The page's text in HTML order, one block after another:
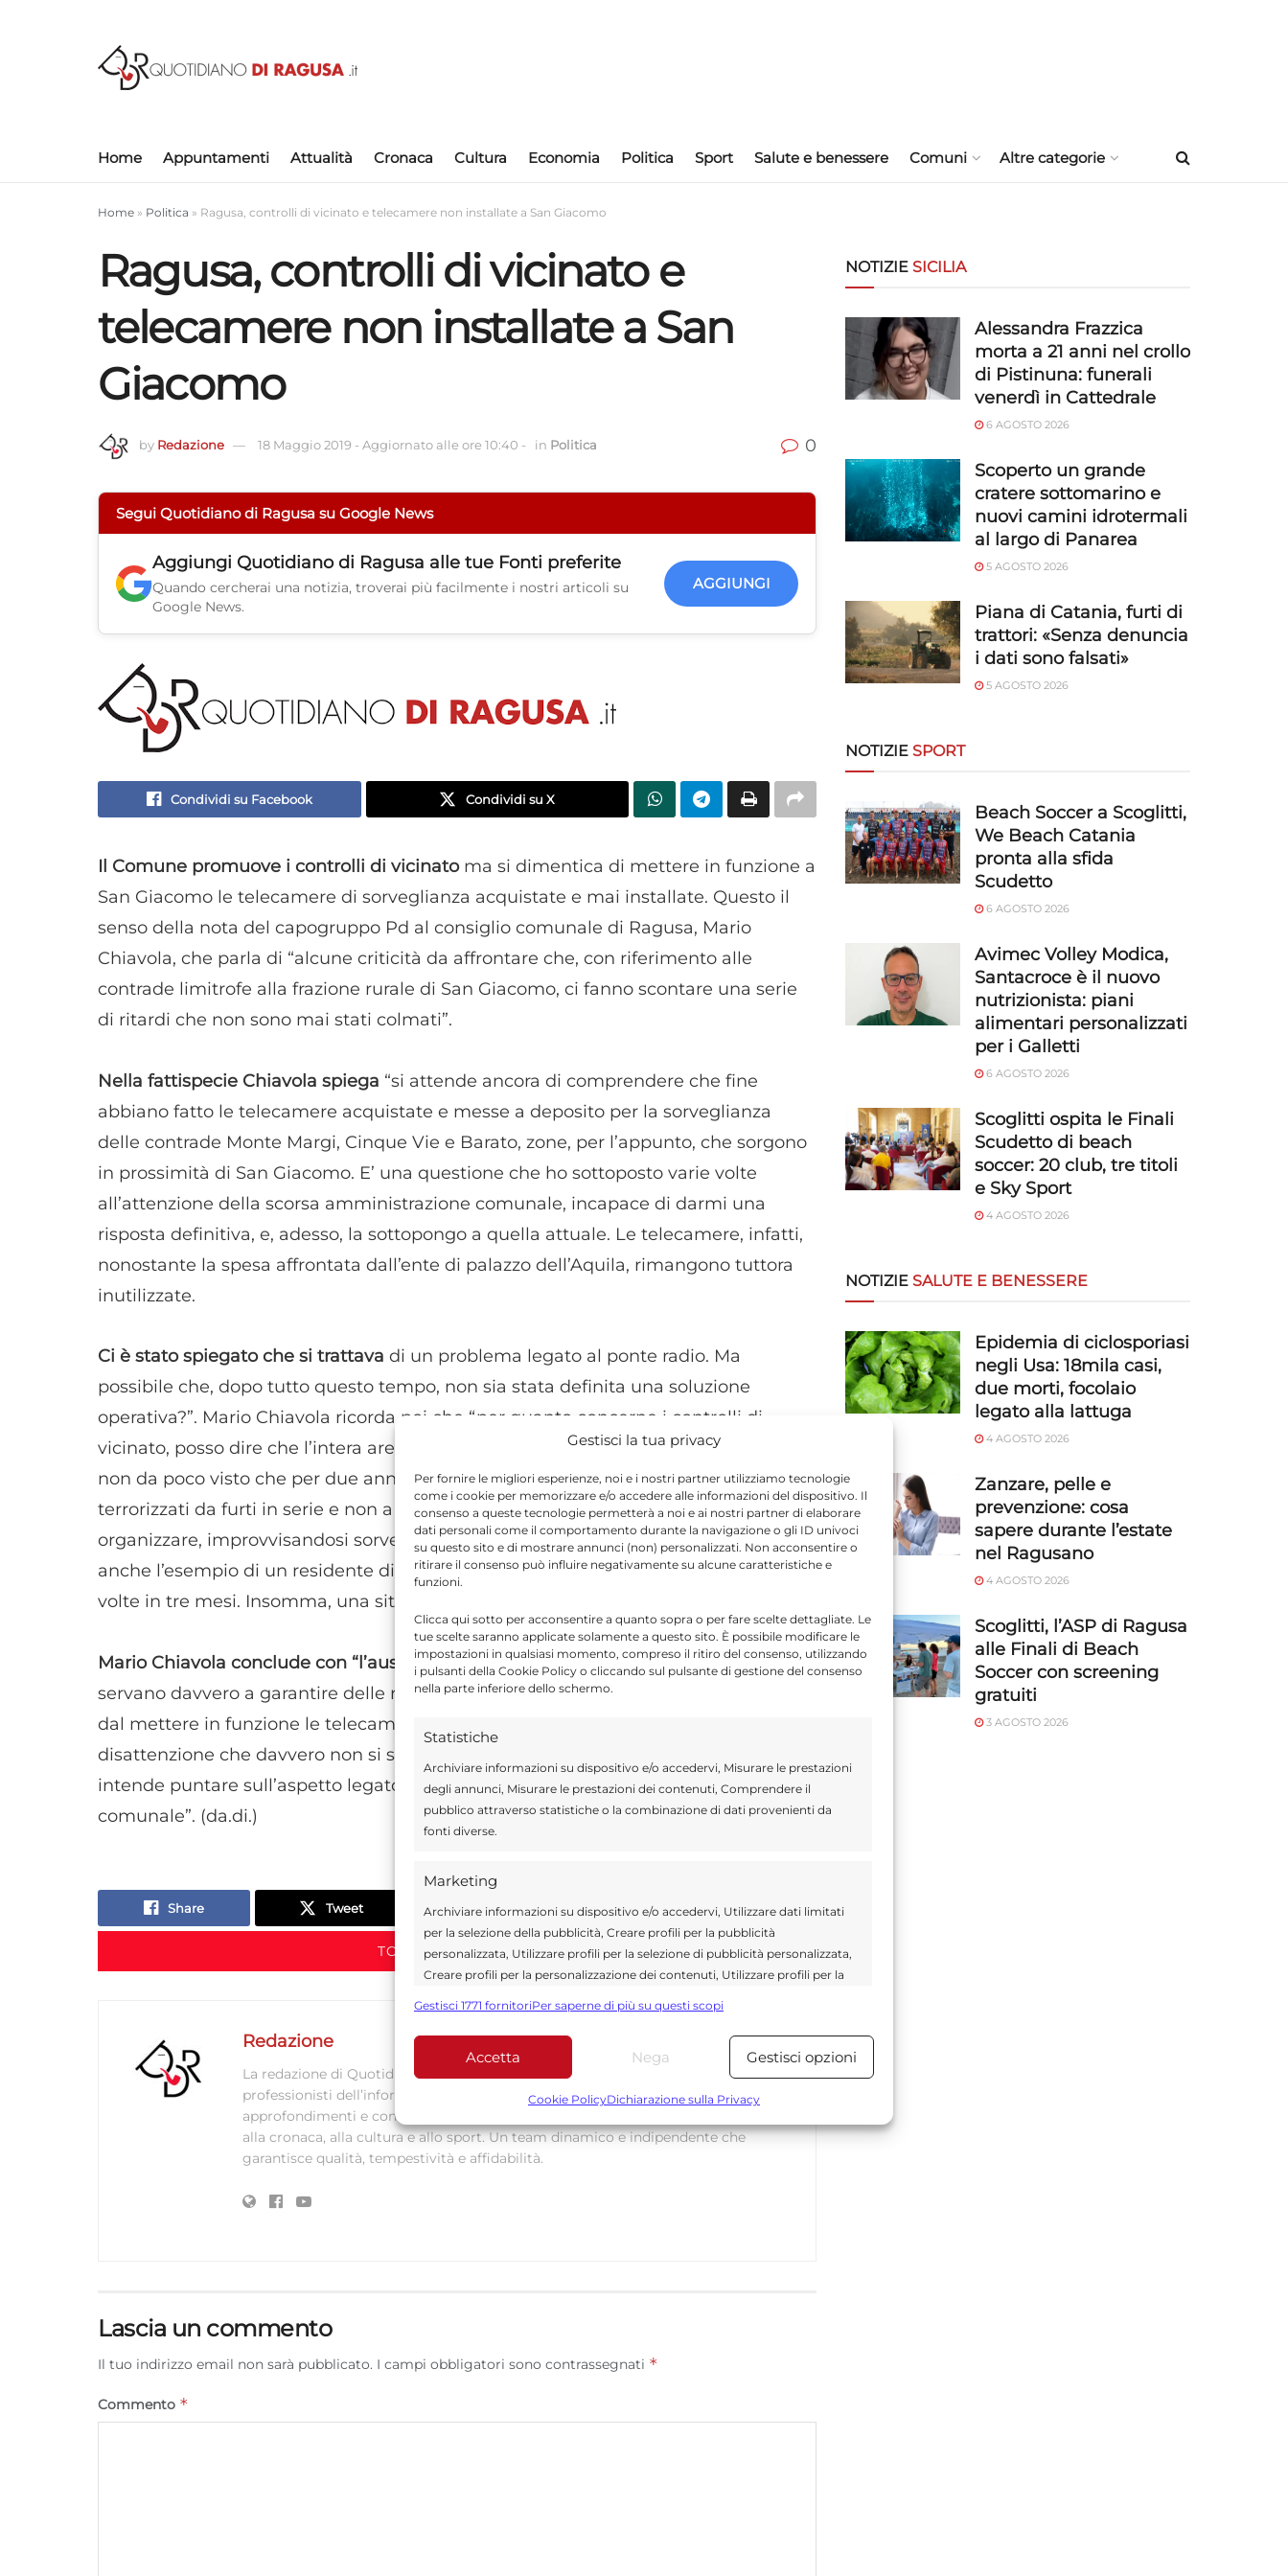
Gestisci la tua privacy
Per fornire le migliori esperienze, noi e i nostri partner utilizziamo tecnologie
come i cookie per memorizzare e/o accedere alle informazioni del dispositivo. Il
consenso a queste tecnologie permetterà a noi e ai nostri partner di elaborare
dati personali come il comportamento durante la navigazione o gli ID univoci
su questo sito e di mostrare annunci (non) personalizzati. Non acconsentire o
ritirare il consenso può influire negativamente su alcune caratteristiche e
funzioni.
Clicca qui sotto per acconsentire a quanto sopra o per fare scelte dettagliate. Le
tue scelte saranno applicate solamente a questo sito. È possibile modificare le
impostazioni in qualsiasi momento, compreso il ritiro del consenso, utilizzando
i pulsanti della Cookie Policy o cliccando sul pulsante di gestione del consenso
nella parte inferiore dello schermo.
Statistiche
Archiviare informazioni su dispositivo e/o accedervi, Misurare le prestazioni
degli annunci, Misurare le prestazioni dei contenuti, Comprendere il
pubblico attraverso statistiche o la combinazione di dati provenienti da
fonti diverse.
Marketing
Archiviare informazioni su dispositivo e/o accedervi, Utilizzare dati limitati
per la selezione della pubblicità, Creare profili per la pubblicità
personalizzata, Utilizzare profili per la selezione di pubblicità personalizzata,
Creare profili per la personalizzazione dei contenuti, Utilizzare profili per la
Utilizzare dati limitati per la selezione dei contenuti.
Funzionalità Sempre attivo
Abbinare e combinare dati provenienti da altre fonti di dati,
alle informazioni trasmesse automaticamente.
Gestisci 1771 fornitoriPer saperne di più su questi scopi
Accetta Nega Gestisci opzioni
Cookie PolicyDichiarazione sulla Privacy
Home Appuntamenti Attualità Cronaca Cultura Economia Politica Sport Salute e benessere Comuni Altre categorie
Home » Politica » Ragusa, controlli di vicinato e telecamere non installate a San Giacomo
Ragusa, controlli di vicinato e
telecamere non installate a San
Giacomo
by Redazione 18 Maggio 2019 - Aggiornato alle ore 10:40 - in Politica 0
Segui Quotidiano di Ragusa su Google News
Aggiungi Quotidiano di Ragusa alle tue Fonti preferite
Quando cercherai una notizia, troverai più facilmente i nostri articoli su
Google News.
AGGIUNGI
Condividi su Facebook Condividi su X
Il Comune promuove i controlli di vicinatoma si dimentica di mettere in funzione a
San Giacomo le telecamere di sorveglianza acquistate e mai installate. Questo il
senso della nota del capogruppo Pd al consiglio comunale di Ragusa, Mario
Chiavola, che parla di “alcune criticità da affrontare che, con riferimento alle
contrade limitrofe alla frazione rurale di San Giacomo, ci fanno scontare una serie
di ritardi che non sono mai stati colmati”.
Nella fattispecie Chiavola spiega “si attende ancora di comprendere che fine
abbiano fatto le telecamere acquistate e messe a deposito per la sorveglianza
delle contrade Monte Margi, Cinque Vie e Barato, zone, per l’appunto, che sorgono
in prossimità di San Giacomo. E’ una questione che ho sottoposto varie volte
all’attenzione della scorsa amministrazione comunale, incapace di darmi una
risposta definitiva, e, adesso, la sottopongo a quella attuale. Le telecamere, infatti,
nonostante la spesa affrontata dall’ente di palazzo dell’Aquila, rimangono tuttora
inutilizzate.
Ci è stato spiegato che si trattava di un problema legato al ponte radio. Ma
possibile che, dopo tutto questo tempo, non sia stata definita una soluzione
operativa?”. Mario Chiavola ricorda poi che “per quanto concerne i controlli di
vicinato, posso dire che l’intera area di San Giacomo ha fatto i conti con difficoltà
non da poco visto che per due anni i residenti delle suddette contrade sono stati
terrorizzati da furti in serie e non a caso gli stessi cittadini si sono dovuti
organizzare, improvvisandosi sorveglianti notturni delle proprie case e aziende. C’è
anche l’esempio di un residente di queste zone che è stato derubato per ben due
volte in tre mesi. Insomma, una situazione davvero spiacevole e complessa”.
Mario Chiavola conclude con “l’auspicio che queste misure in fasedi adozione
servano davvero a garantire delle risposte. Prima di ogni altra cosa, però, si parta
dal mettere in funzione le telecamere che il Comune ha già in suo possesso. Una
disattenzione che davvero non si spiegherebbe visto che l’amministrazione
intende puntare sull’aspetto legato alla sorveglianza su tutto il territorio
comunale”. (da.di.)
Share Tweet Send Share
TORNA IN POLITICA
Redazione
La redazione di Quotidianodiragusa.it è composta da giornalisti, collaboratori e
professionisti dell’informazione che ogni giorno lavorano per offrire notizie,
approfondimenti e contenuti accurati dedicati alla Sicilia, all’attualità, alla politica,
alla cronaca, alla cultura e allo sport. Un team dinamico e indipendente che
garantisce qualità, tempestività e affidabilità.
Lascia un commento
Il tuo indirizzo email non sarà pubblicato. I campi obbligatori sono contrassegnati *
Commento *
NOTIZIE SICILIA
Alessandra Frazzica
morta a 21 anni nel crollo
di Pistinuna: funerali
venerdì in Cattedrale
6 AGOSTO 2026
Scoperto un grande
cratere sottomarino e
nuovi camini idrotermali
al largo di Panarea
5 AGOSTO 2026
Piana di Catania, furti di
trattori: «Senza denuncia
i dati sono falsati»
5 AGOSTO 2026
NOTIZIE SPORT
Beach Soccer a Scoglitti,
We Beach Catania
pronta alla sfida
Scudetto
6 AGOSTO 2026
Avimec Volley Modica,
Santacroce è il nuovo
nutrizionista: piani
alimentari personalizzati
per i Galletti
6 AGOSTO 2026
Scoglitti ospita le Finali
Scudetto di beach
soccer: 20 club, tre titoli
e Sky Sport
4 AGOSTO 2026
NOTIZIE SALUTE E BENESSERE
Epidemia di ciclosporiasi
negli Usa: 18mila casi,
due morti, focolaio
legato alla lattuga
4 AGOSTO 2026
Zanzare, pelle e
prevenzione: cosa
sapere durante l’estate
nel Ragusano
4 AGOSTO 2026
Scoglitti, l’ASP di Ragusa
alle Finali di Beach
Soccer con screening
gratuiti
3 AGOSTO 2026